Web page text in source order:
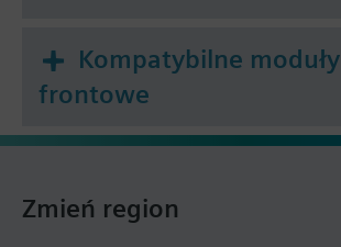
Kompatybilne moduły
frontowe
Zmień region